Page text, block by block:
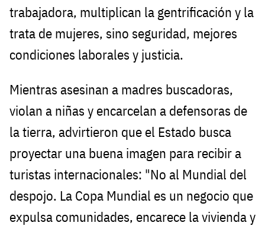
trabajadora, multiplican la gentrificación y la
trata de mujeres, sino seguridad, mejores
condiciones laborales y justicia.
Mientras asesinan a madres buscadoras,
violan a niñas y encarcelan a defensoras de
la tierra, advirtieron que el Estado busca
proyectar una buena imagen para recibir a
turistas internacionales: "No al Mundial del
despojo. La Copa Mundial es un negocio que
expulsa comunidades, encarece la vivienda y